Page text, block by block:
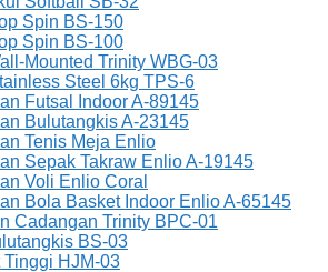
Spin BS-150
Spin BS-100
Mounted Trinity WBG-03
Steel 6kg TPS-6
Futsal Indoor A-89145
Bulutangkis A-23145
Tenis Meja Enlio
Sepak Takraw Enlio A-19145
Voli Enlio Coral
Bola Basket Indoor Enlio A-65145
Cadangan Trinity BPC-01
BS-03
Tinggi HJM-03